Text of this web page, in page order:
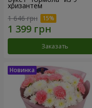
хризантем
1 646 грн
Заказать